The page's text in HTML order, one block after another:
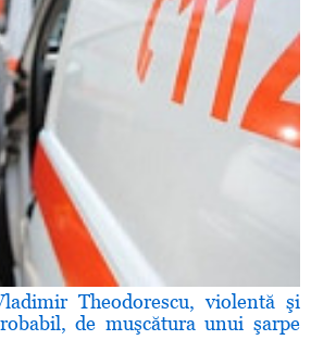
Theodorescu, violentă şi
de muşcătura unui şarpe